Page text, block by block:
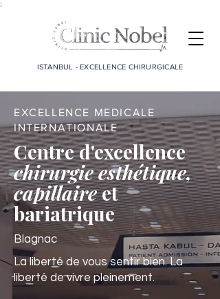
;
ISTANBUL - EXCELLENCE CHIRURGICALE
EXCELLENCE MEDICALE
INTERNATIONALE
Centre d'excellence
chirurgie esthétique,
capillaireet
bariatrique
Blagnac
La liberté de vous sentir bien. La
liberté de vivre pleinement.